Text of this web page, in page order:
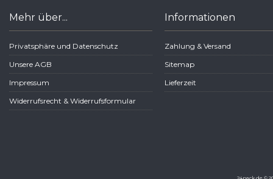
Mehr über...
Privatsphäre und Datenschutz
Unsere AGB
Impressum
Widerrufsrecht & Widerrufsformular
Informationen
Zahlung & Versand
Sitemap
Lieferzeit
24pack.de ©